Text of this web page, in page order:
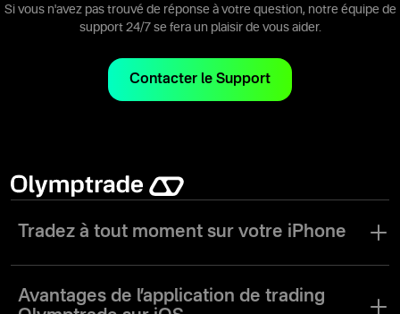
trading que ceux disponibles sur nos autres plateformes.
Si vous n'avez pas trouvé de réponse à votre question, notre équipe de
support 24/7 se fera un plaisir de vous aider.
Contacter le Support
Tradez à tout moment sur votre iPhone
un accès permanent à vos investissements. Avec l’application de
trading Olymptrade pour iOS, vous n’avez plus besoin de rester
Avantages de l’application de trading